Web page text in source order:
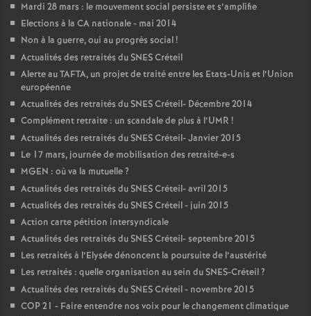
Mardi 28 mars : le mouvement social persiste et s’amplifie
Elections à la CA nationale - mai 2014
Non à la guerre, oui au progrès social!
Actualités des retraités duSNESCréteil
Alerte auTAFTA, un projet de traité entre les Etats-Unis et l’Union
européenne
Actualités des retraités duSNESCréteil- Décembre 2014
Complément retraite : un scandale de plus à l’UMR !
Actualités des retraités duSNESCréteil- Janvier 2015
Le 17 mars, journée de mobilisation des retraité-e-s
MGEN : où va la mutuelle?
Actualités des retraités duSNESCréteil- avril 2015
Actualités des retraités duSNESCréteil - juin 2015
Action carte pétition intersyndicale
Actualités des retraités duSNESCréteil- septembre 2015
Les retraités à l’Elysée dénoncent la poursuite de l’austérité
Les retraités : quelle organisation au sein duSNES-Créteil?
Actualités des retraités duSNESCréteil - novembre 2015
COP21 - Faire entendre nos voix pour le changement climatique